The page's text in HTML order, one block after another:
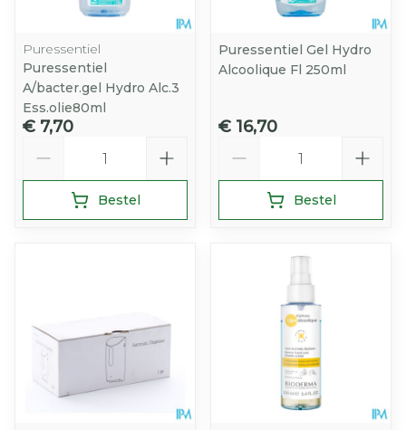
Puressentiel
Puressentiel
A/bacter.gel Hydro Alc.3
Ess.olie80ml
€ 7,70
Bestel
Puressentiel Gel Hydro
Alcoolique Fl 250ml
€ 16,70
Bestel